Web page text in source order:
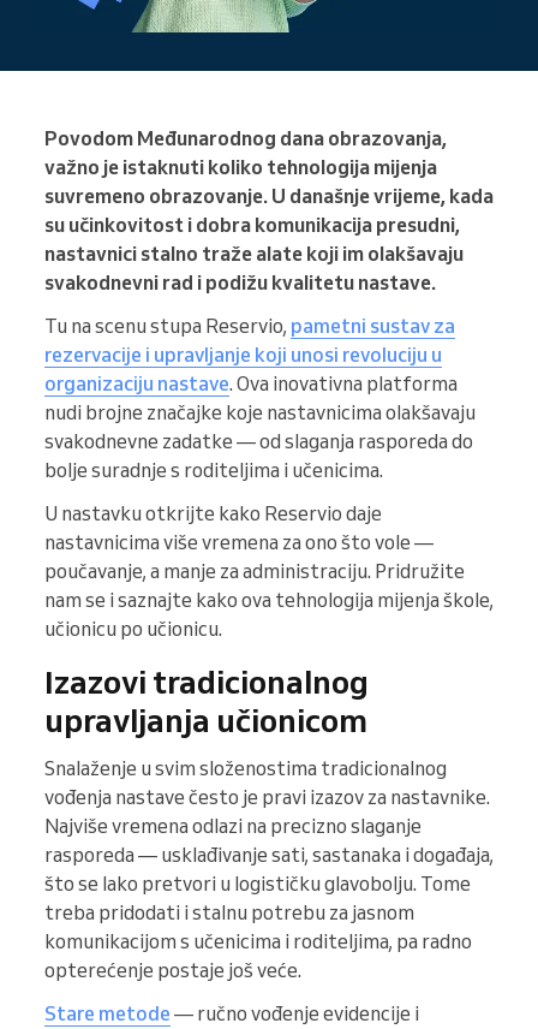
Povodom Međunarodnog dana obrazovanja,
važno je istaknuti koliko tehnologija mijenja
suvremeno obrazovanje. U današnje vrijeme, kada
su učinkovitost i dobra komunikacija presudni,
nastavnici stalno traže alate koji im olakšavaju
svakodnevni rad i podižu kvalitetu nastave.
Tu na scenu stupa Reservio, pametni sustav za
rezervacije i upravljanje koji unosi revoluciju u
organizaciju nastave. Ova inovativna platforma
nudi brojne značajke koje nastavnicima olakšavaju
svakodnevne zadatke — od slaganja rasporeda do
bolje suradnje s roditeljima i učenicima.
U nastavku otkrijte kako Reservio daje
nastavnicima više vremena za ono što vole —
poučavanje, a manje za administraciju. Pridružite
nam se i saznajte kako ova tehnologija mijenja škole,
učionicu po učionicu.
Izazovi tradicionalnog
upravljanja učionicom
Snalaženje u svim složenostima tradicionalnog
vođenja nastave često je pravi izazov za nastavnike.
Najviše vremena odlazi na precizno slaganje
rasporeda — usklađivanje sati, sastanaka i događaja,
što se lako pretvori u logističku glavobolju. Tome
treba pridodati i stalnu potrebu za jasnom
komunikacijom s učenicima i roditeljima, pa radno
opterećenje postaje još veće.
Stare metode — ručno vođenje evidencije i